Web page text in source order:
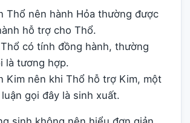
Thổ nên hành Hỏa thường được
hỗ trợ cho Thổ.
có tính đồng hành, thường
là tương hợp.
Kim nên khi Thổ hỗ trợ Kim, một
gọi đây là sinh xuất.